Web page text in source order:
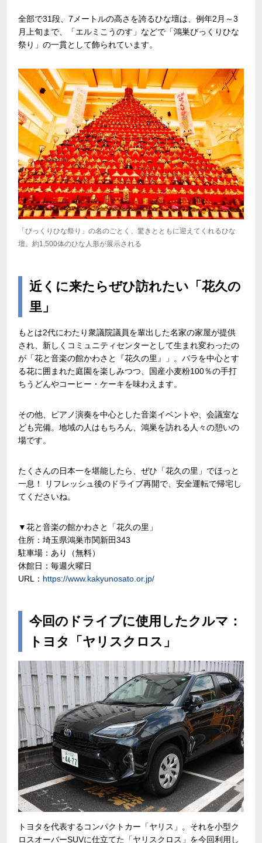
全部で31段、7メートルの高さを誇るひな壇は、例年2月～3
月上旬まで、「エルミこうのす」などで「鴻巣びっくりひな
祭り」の一貫として飾られています。
「びっくりひな祭り」の名のごとく、驚きとともに迎えてくれるひな
壇。約1,500体のひな人形が展示される
近くに来たらぜひ訪れたい「花久の
里」
もとは2代にわたり衆議院議員を輩出した名家の家屋が提供
され、新しくコミュニティセンターとして生まれ変わったの
が「花と音楽の館かわさと『花久の里』」。バラを中心とす
る花に囲まれた庭園を楽しみつつ、国産小麦粉100％の手打
ちうどんやコーヒー・ケーキを味わえます。
その他、ピアノ演奏を中心とした音楽イベントや、会議室な
ども完備。地域の人はもちろん、鴻巣を訪れる人々の憩いの
場です。
たくさんの日本一を堪能したら、ぜひ「花久の里」でほっと
一息！ リフレッシュ後のドライブ再開で、安全運転で帰宅し
てくださいね。
▼花と音楽の館かわさと「花久の里」
住所：埼玉県鴻巣市関新田343
駐車場：あり（無料）
休館日：毎週火曜日
URL： https://www.kakyunosato.or.jp/
今回のドライブに使用したクルマ：
トヨタ「ヤリスクロス」
トヨタを代表するコンパクトカー「ヤリス」。それを小型ク
ロスオーバーSUVに仕立てた「ヤリスクロス」を今回利用し